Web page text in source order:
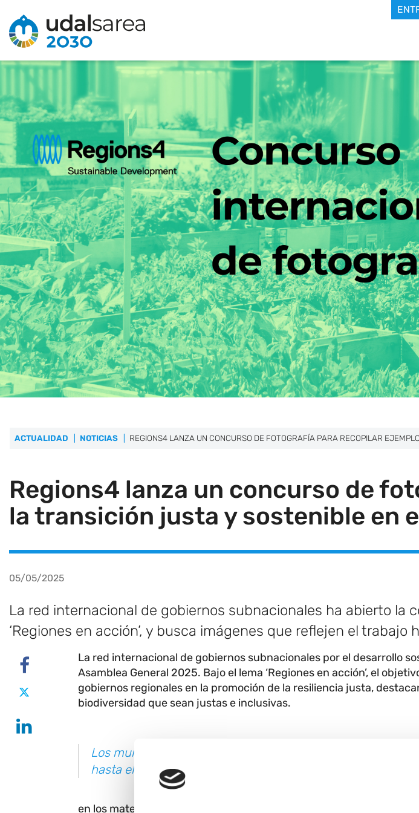
ACTUALIDAD NOTICIAS REGIONS4 LANZA UN CONCURSO DE FOTOGRAFÍA PARA RECOPILAR
Regions4 lanza un concurso de
la transición justa y sostenible en
05/05/2025
La red internacional de gobiernos subnacionales ha abierto la
‘Regiones en acción’, y busca imágenes que reflejen el trabajo
La red internacional de gobiernos subnacionales por el desarrollo
Asamblea General 2025. Bajo el lema ‘Regiones en acción’, el
gobiernos regionales en la promoción de la resiliencia justa,
biodiversidad que sean justas e inclusivas.
Los municipios y comarcas vascas también pueden
hasta el 21 de mayo enviando sus fotografías.
en los materiales de incidencia global previos a la Cumbre del Clima